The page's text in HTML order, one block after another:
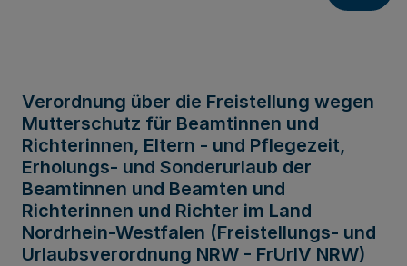
Verordnung über die Freistellung wegen
Mutterschutz für Beamtinnen und
Richterinnen, Eltern - und Pflegezeit,
Erholungs- und Sonderurlaub der
Beamtinnen und Beamten und
Richterinnen und Richter im Land
Nordrhein-Westfalen (Freistellungs- und
Urlaubsverordnung NRW - FrUrlV NRW)